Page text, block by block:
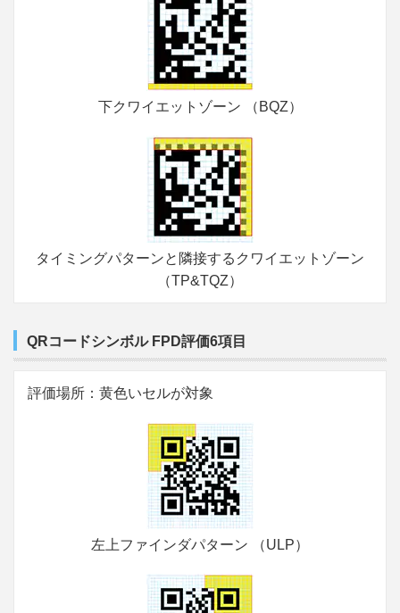
下クワイエットゾーン （BQZ）
タイミングパターンと隣接するクワイエットゾーン
（TP&TQZ）
QRコードシンボル FPD評価6項目
評価場所：黄色いセルが対象
左上ファインダパターン （ULP）